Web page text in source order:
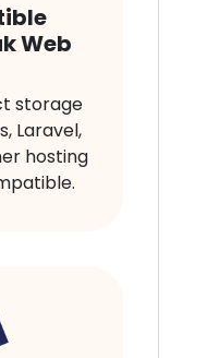
Web
storage
Laravel,
hosting